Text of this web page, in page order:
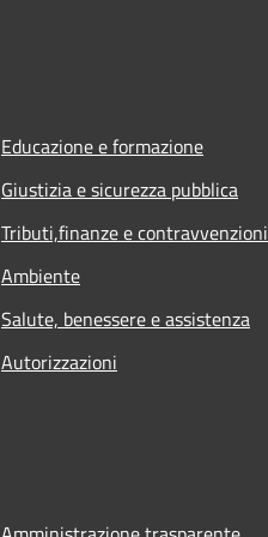
Educazione e formazione
Giustizia e sicurezza pubblica
Tributi,finanze e contravvenzioni
Ambiente
Salute, benessere e assistenza
Autorizzazioni